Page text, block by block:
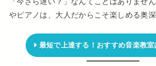
やピアノは、大人だからこそ楽しめる奥深
最短で上達する！おすすめ音楽教室